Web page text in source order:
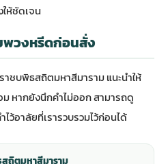
ห้ชัดเจน
พวงหรีดก่อนสั่ง
ชบพิธสถิตมหาสีมาราม แนะนำให้
หากยังนึกคำไม่ออก สามารถดู
ไว้อาลัยที่เรารวบรวมไว้ก่อนได้